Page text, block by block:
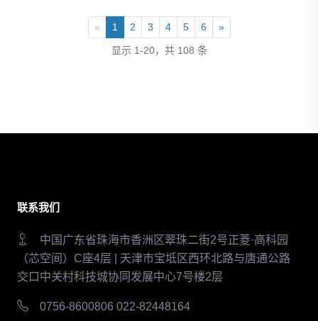
« 1 2 3 4 5 6 »
显示 1-20，共 108 条
联系我们
中国广东省珠海市香洲区翠珠二街2号正菱·高科园
（芯空间）C座4层 | 天津市宝坻区西环北路与唐通公路
交口中关村科技城协同发展中心7号楼2层
0756-8600806 022-82448164